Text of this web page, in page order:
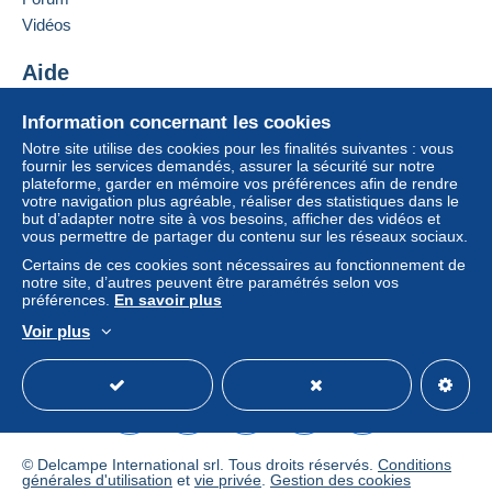
Si les conditions de vente du vendeur comportent
considérer comme nulles et non avenues. Les
conditions de paiement du site Delcampe, telles
que définies dans les
conditions d’utilisation
Les achats doivent être payés dans les14 jours
suivant la réception du décompte final de la part du
vendeur.
Droit de rétractation|Frais de retour à charge de
l’acheteur.
Pour connaître les délais de retour et de
remboursement du lot, consultez les
générales d’utilisation
POSTCARD FINDER UNITED KINGDOM
Ajouter ce vendeur aux favoris
Contacter le vendeur
Information concernant les cookies
Notre site utilise des cookies pour les finalités suivantes : vous
fournir les services demandés, assurer la sécurité sur notre
plateforme, garder en mémoire vos préférences afin de rendre
votre navigation plus agréable, réaliser des statistiques dans le
but d’adapter notre site à vos besoins, afficher des vidéos et
vous permettre de partager du contenu sur les réseaux sociaux.
Certains de ces cookies sont nécessaires au fonctionnement de
notre site, d’autres peuvent être paramétrés selon vos
préférences. En savoir plus
Voir plus
Vidéos
Aide
Acheter sur Delcampe
Vendre sur Delcampe
Un site sécurisé
© Delcampe International srl. Tous droits réservés. Conditions
générales d'utilisation et vie privée Gestion des cookies